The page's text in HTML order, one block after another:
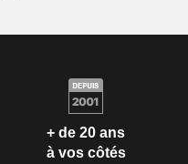
+ de 20 ans
à vos côtés